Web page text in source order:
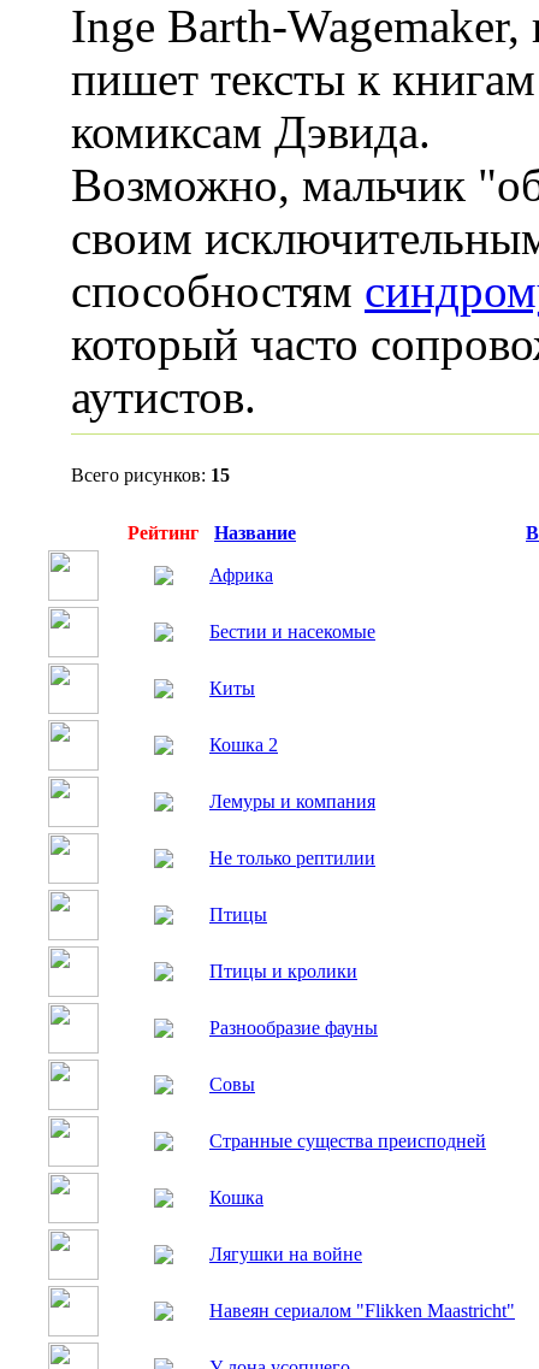
Inge Barth-Wagemaker,
пишет тексты к
комиксам Дэвида.
Возможно, мальчик
своим
способностям
который часто
аутистов.
Всего рисунков: 15
Рейтинг Название
Африка
Бестии и насекомые
Киты
Кошка 2
Лемуры и компания
Не только рептилии
Птицы
Птицы и кролики
Разнообразие фауны
Совы
Странные существа преисподней
Кошка
Лягушки на войне
Навеян сериалом "Flikken Maastricht"